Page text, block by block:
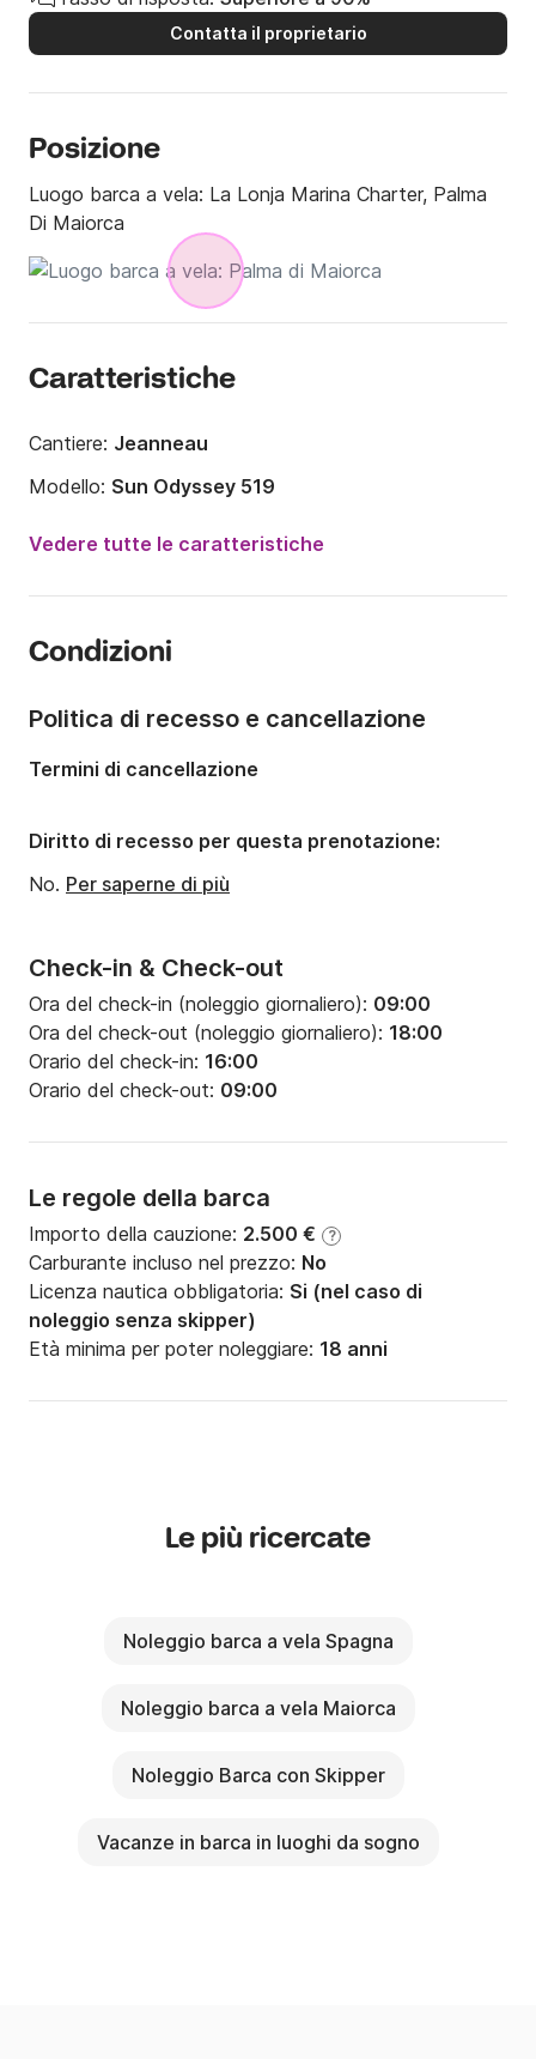
Contatta il proprietario
Posizione
Luogo barca a vela: La Lonja Marina Charter, Palma
Di Maiorca
Caratteristiche
Cantiere: Jeanneau
Modello: Sun Odyssey 519
Numero di posti letto:
Pescaggio:2m
Potenza del motore:50CV
Vedere tutte le caratteristiche
Condizioni
Check-in & Check-out
Ora del check-in (noleggio giornaliero): 09:00
Ora del check-out (noleggio giornaliero): 18:00
Orario del check-in: 16:00
Orario del check-out: 09:00
Le regole della barca
Importo della cauzione: 2.500 € ?
Carburante incluso nel prezzo: No
Licenza nautica obbligatoria: Si (nel caso di
noleggio senza skipper)
Età minima per poter noleggiare: 18 anni
Politica di recesso e cancellazione
Termini di cancellazione
Diritto di recesso per questa prenotazione:
No. Per saperne di più
Le più ricercate
Noleggio barca a vela Spagna
Noleggio barca a vela Maiorca
Noleggio Barca con Skipper
Vacanze in barca in luoghi da sogno